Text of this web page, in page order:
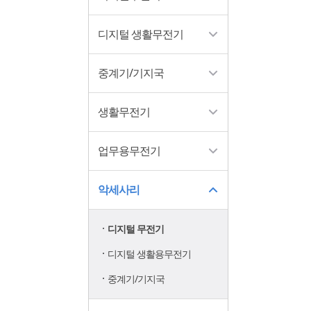
디지털 생활무전기
중계기/기지국
생활무전기
업무용무전기
악세사리
디지털 무전기
디지털 생활용무전기
중계기/기지국